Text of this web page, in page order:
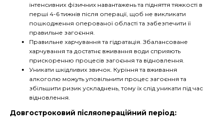
інтенсивних фізичних навантажень та підняття тяжкості в
перші 4-6 тижнів після операції, щоб не викликати
пошкодження оперованої області та забезпечити її
правильне загоєння.
Правильне харчування та гідратація. Збалансоване
харчування та достатнє вживання води сприяють
прискоренню процесів загоєння та відновлення.
Уникати шкідливих звичок. Куріння та вживання
алкоголю можуть уповільнити процес загоєння та
збільшити ризик ускладнень, тому їх слід уникати під час
відновлення.
Довгостроковий післяопераційний період: